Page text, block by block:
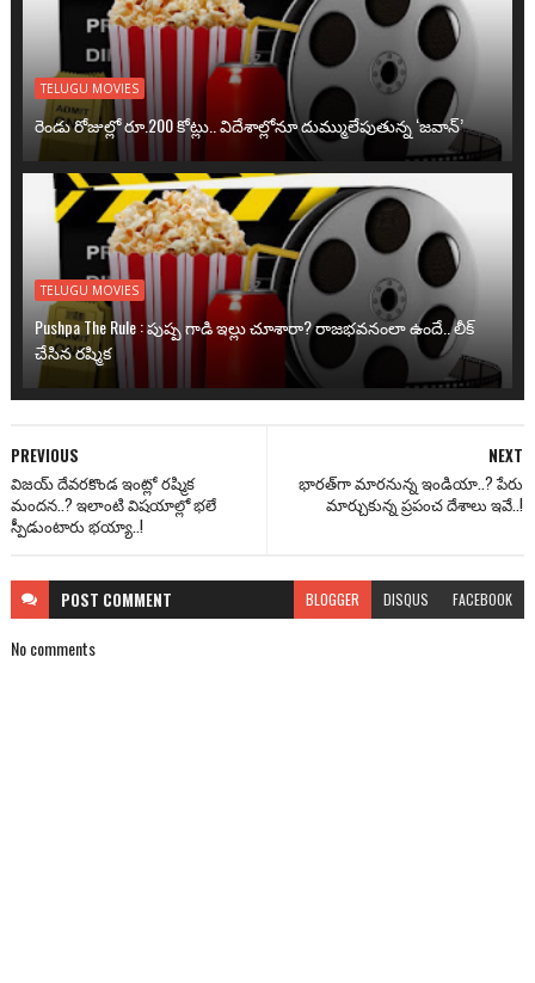
TELUGU MOVIES
రెండు రోజుల్లో రూ.200 కోట్లు.. విదేశాల్లోనూ దుమ్ములేపుతున్న ‘జవాన్’
TELUGU MOVIES
Pushpa The Rule : పుష్ప గాడి ఇల్లు చూశారా? రాజభవనంలా ఉందే.. లీక్
చేసిన రష్మిక
NEXT
భారత్‌గా మారనున్న ఇండియా..? పేరు
మార్చుకున్న ప్రపంచ దేశాలు ఇవే..!
PREVIOUS
విజయ్ దేవరకొండ ఇంట్లో రష్మిక
మందన..? ఇలాంటి విషయాల్లో భలే
స్పీడుంటారు భయ్యా..!
POST COMMENT BLOGGER DISQUS FACEBOOK
No comments